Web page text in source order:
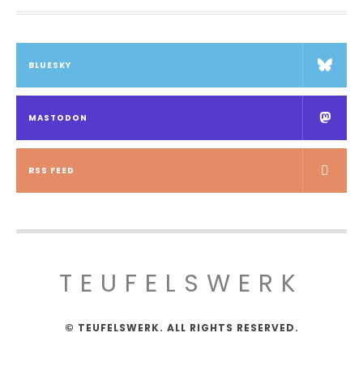
BLUESKY
MASTODON
RSS FEED
TEUFELSWERK
© TEUFELSWERK. ALL RIGHTS RESERVED.